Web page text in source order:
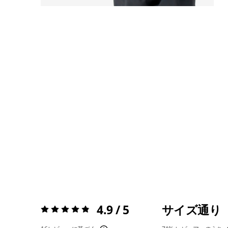
評価:4.9 / 5 4.9 / 5 サイズ通り